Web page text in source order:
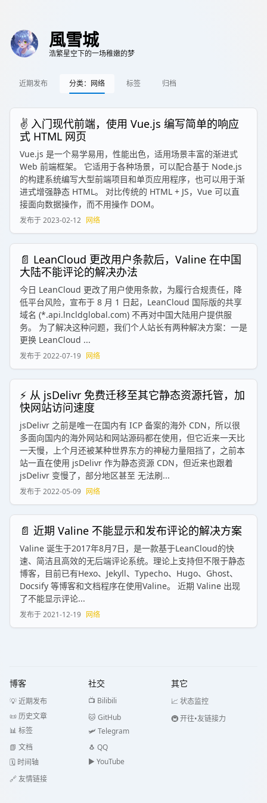
風雪城
浩繁星空下的一场稚嫩的梦
近期发布 分类：网络 标签 归档
✌️ 入门现代前端，使用 Vue.js 编写简单的响应
式 HTML 网页
Vue.js 是一个易学易用，性能出色，适用场景丰富的渐进式
Web 前端框架。 它适用于各种场景，可以配合基于 Node.js
的构建系统编写大型前端项目和单页应用程序，也可以用于渐
进式增强静态 HTML。 对比传统的 HTML + JS，Vue 可以直
接面向数据操作，而不用操作 DOM。
发布于2023-02-12 网络
📄 LeanCloud 更改用户条款后，Valine 在中国
大陆不能评论的解决办法
今日 LeanCloud 更改了用户使用条款，为履行合规责任，降
低平台风险，宣布于 8 月 1 日起，LeanCloud 国际版的共享
域名 (*.api.lncldglobal.com) 不再对中国大陆用户提供服
务。 为了解决这种问题，我们个人站长有两种解决方案：一是
更换 LeanCloud ...
发布于2022-07-19 网络
⚡ 从 jsDelivr 免费迁移至其它静态资源托管，加
快网站访问速度
jsDelivr 之前是唯一在国内有 ICP 备案的海外 CDN，所以很
多面向国内的海外网站和网站源码都在使用，但它近来一天比
一天慢，上个月还被某种世界东方的神秘力量阻挡了，之前本
站一直在使用 jsDelivr 作为静态资源 CDN，但近来也跟着
jsDelivr 变慢了，部分地区甚至 无法刷...
发布于2022-05-09 网络
📄 近期 Valine 不能显示和发布评论的解决方案
Valine 诞生于2017年8月7日，是一款基于LeanCloud的快
速、简洁且高效的无后端评论系统。理论上支持但不限于静态
博客，目前已有Hexo、Jekyll、Typecho、Hugo、Ghost、
Docsify 等博客和文档程序在使用Valine。 近期 Valine 出现
了不能显示评论...
发布于2021-12-19 网络
博客
💡 近期发布
📜 历史文章
📊 标签
📗 文档
🗓️ 时间轴
🔗 友情链接
社交
📺 Bilibili
🐱 GitHub
🛩️ Telegram
🐧 QQ
▶️️ YouTube
其它
📈 状态监控
🚇 开往•友链接力